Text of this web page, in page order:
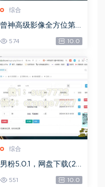
综合
曾神高级影像全方位第
四期，网盘下载(49.08
G)
574 10.0
综合
男粉5.0.1，网盘下载(25
551 10.0